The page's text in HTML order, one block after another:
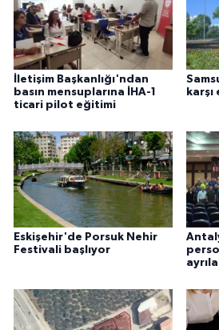
İletişim Başkanlığı'ndan
basın mensuplarına İHA-1
ticari pilot eğitimi
Eskişehir'de Porsuk Nehir
Festivali başlıyor